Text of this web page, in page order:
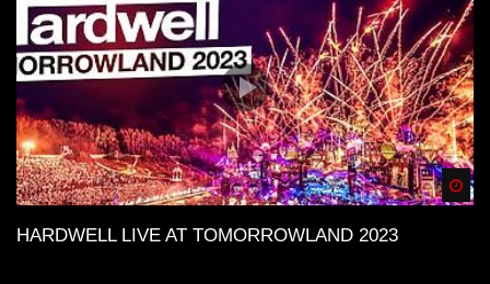
HARDWELL LIVE AT TOMORROWLAND 2023